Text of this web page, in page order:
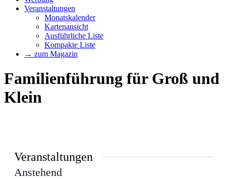
Veranstaltungen
Monatskalender
Kartenansicht
Ausführliche Liste
Kompakte Liste
→ zum Magazin
Familienführung für Groß und
Klein
Veranstaltungen
Anstehend